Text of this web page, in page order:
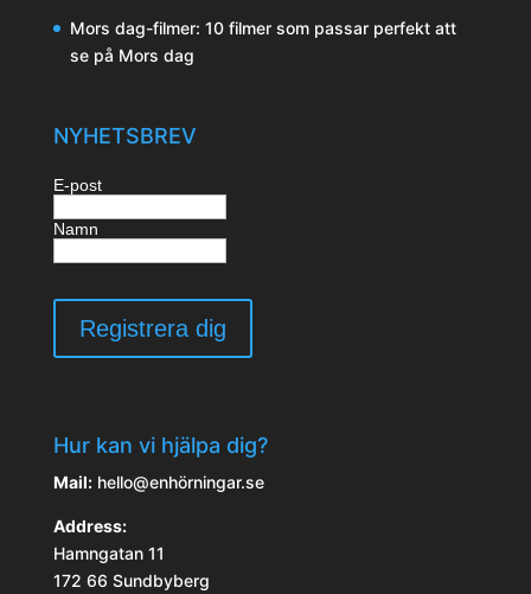
Mors dag-filmer: 10 filmer som passar perfekt att
se på Mors dag
NYHETSBREV
E-post
Namn
Hur kan vi hjälpa dig?
Mail:hello@enhörningar.se
Address:
Hamngatan 11
172 66 Sundbyberg